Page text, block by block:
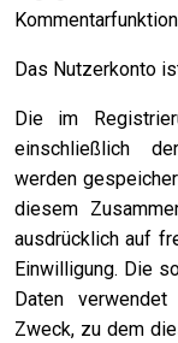
Das Nutzerkonto
Die im
einschließlich
werden
diesem
ausdrücklich auf
Einwilligung. Die
Daten
Zweck, zu dem